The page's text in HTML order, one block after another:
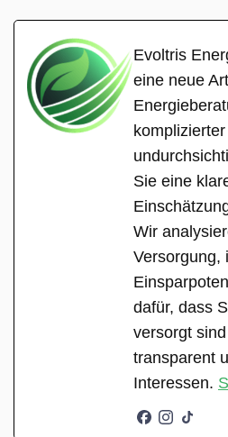
Evoltris
eine neue
Sie eine
Wir
Versorgung,
dafür, dass
versorgt
transparent
Interessen.